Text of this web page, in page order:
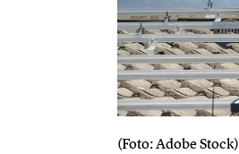
(Foto: Adobe Stock)